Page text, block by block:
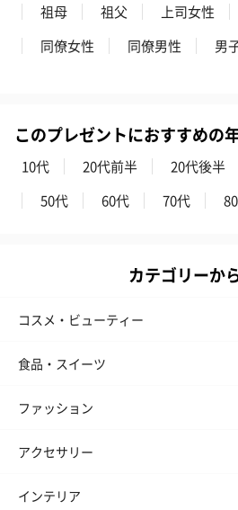
祖母
祖父 上司女性
同僚女性
同僚男性 男
このプレゼントにおすすめの
10代 20代前半 20代後半
50代
60代 70代
カテゴリーか
コスメ・ビューティー
食品・スイーツ
ファッション
アクセサリー
インテリア